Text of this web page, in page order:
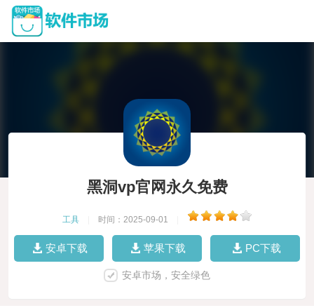
黑洞vp官网永久免费
工具 时间：2025-09-01
安卓下载 苹果下载 PC下载
安卓市场，安全绿色